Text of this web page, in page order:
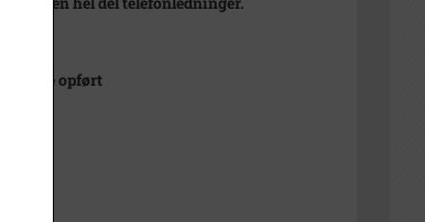
ikke opført